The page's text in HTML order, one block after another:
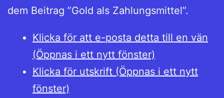
dem Beitrag ”Gold als Zahlungsmittel”.
Klicka för att e-posta detta till en vän
(Öppnas i ett nytt fönster)
Klicka för utskrift (Öppnas i ett nytt
fönster)